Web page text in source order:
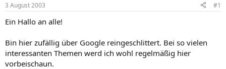
e
r
t
a
3 August 2003 #1
Ein Hallo an alle!
Bin hier zufällig über Google reingeschlittert. Bei so vielen
interessanten Themen werd ich wohl regelmäßig hier
vorbeischaun.